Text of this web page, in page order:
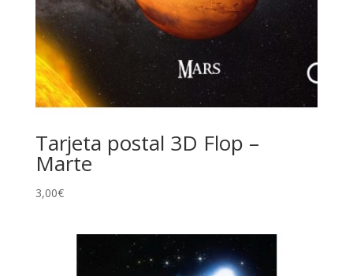
Tarjeta postal 3D Flop –
Marte
3,00€